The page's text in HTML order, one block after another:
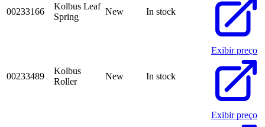
00233166
Kolbus Leaf
Spring
New In stock
00233489
Kolbus
Roller
New In stock
Exibir preço
Exibir preço